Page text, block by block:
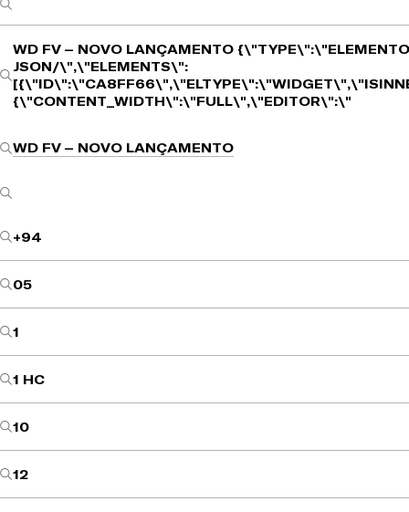
WD FV – NOVO LANÇAMENTO
JSON/\",\"ELEMENTS\":
{\"CONTENT_WIDTH\":\"FULL\",\"EDITOR\":\"
WD FV – NOVO LANÇAMENTO
+94
05
1
1 HC
10
12